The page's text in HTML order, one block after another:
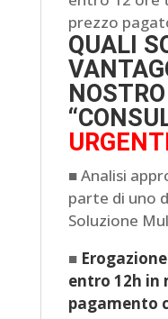
prezzo
QUALI
■ Analisi
parte di uno
Soluzione
■
entro 12h in
pagamento